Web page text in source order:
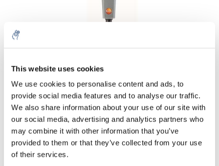
This website uses cookies
We use cookies to personalise content and ads, to
provide social media features and to analyse our traffic.
We also share information about your use of our site with
our social media, advertising and analytics partners who
may combine it with other information that you’ve
provided to them or that they’ve collected from your use
of their services.
Aantal Product
1 Stuk
€94,71
Excl. btw
€114,60
Incl. btw
Meer
Toevoegen aan winkelwagen
Informatie